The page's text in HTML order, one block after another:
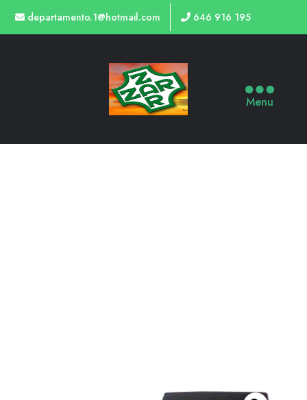
departamento.1@hotmail.com 646 916 195
Menu